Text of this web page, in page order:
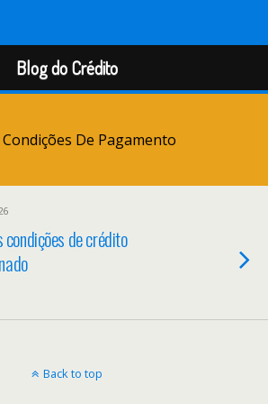
Blog do Crédito
Condições De Pagamento
de crédito
Back to top
Blog do Crédito